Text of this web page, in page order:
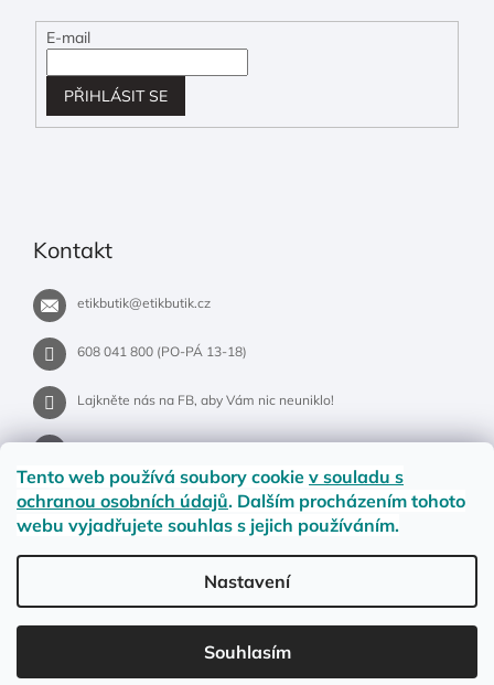
Tento web používá soubory cookie v souladu s
ochranou osobních údajů. Dalším procházením tohoto
webu vyjadřujete souhlas s jejich používáním.
Nastavení
Souhlasím
LETNÍ DOPRAVA ZDARMA pro objednávky nad 900,- na pobočky
E-mail
PŘIHLÁSIT SE
Kontakt
etikbutik@etikbutik.cz
608 041 800 (PO-PÁ 13-18)
Lajkněte nás na FB, aby Vám nic neuniklo!
Jak na vrácení nebo reklamaci?
Obchodní podmínky Ochrana osobních údajů